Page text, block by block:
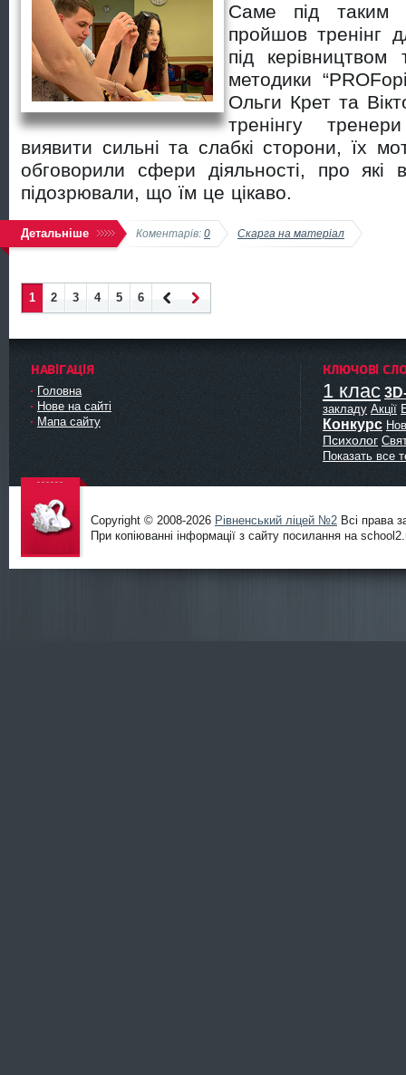
Саме під таким
пройшов тренінг
під керівництвом
методики
Ольги Крет та
тренінгу
виявити сильні та слабкі сторони, їх
обговорили сфери діяльності, про які
підозрювали, що їм це цікаво.
Детальніше Коментарів: 0 Скарга на матеріал
1 2 3 4 5
6
НАВІГАЦІЯ
Головна
Нове на сайті
Мапа сайту
КЛЮЧОВІ
1 клас
закладу Акції
Конкурс
Психолог
Показать все
Офіційни
Copyright © 2008-2026 Рівненський ліцей №2 Всі права
При копіюванні інформації з сайту посилання на